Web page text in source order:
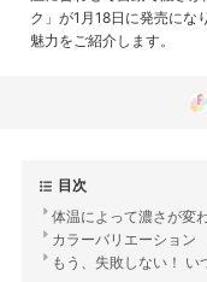
ク」が1月18日に発売にな
魅力をご紹介します。
目次
体温によって濃さが変
カラーバリエーション
もう、失敗しない！